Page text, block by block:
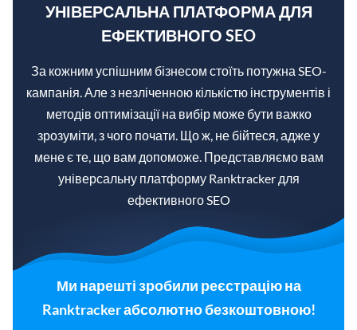
УНІВЕРСАЛЬНА ПЛАТФОРМА ДЛЯ
ЕФЕКТИВНОГО SEO
За кожним успішним бізнесом стоїть потужна SEO-
кампанія. Але з незліченною кількістю інструментів і
методів оптимізації на вибір може бути важко
зрозуміти, з чого почати. Що ж, не бійтеся, адже у
мене є те, що вам допоможе. Представляємо вам
універсальну платформу Ranktracker для
ефективного SEO
Ми нарешті зробили реєстрацію на
Ranktracker абсолютно безкоштовною!